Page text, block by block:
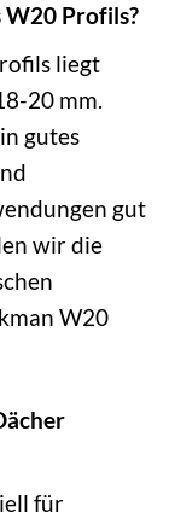
W20 Profils?
liegt
20 mm.
gutes
gut
wir die
W20
für